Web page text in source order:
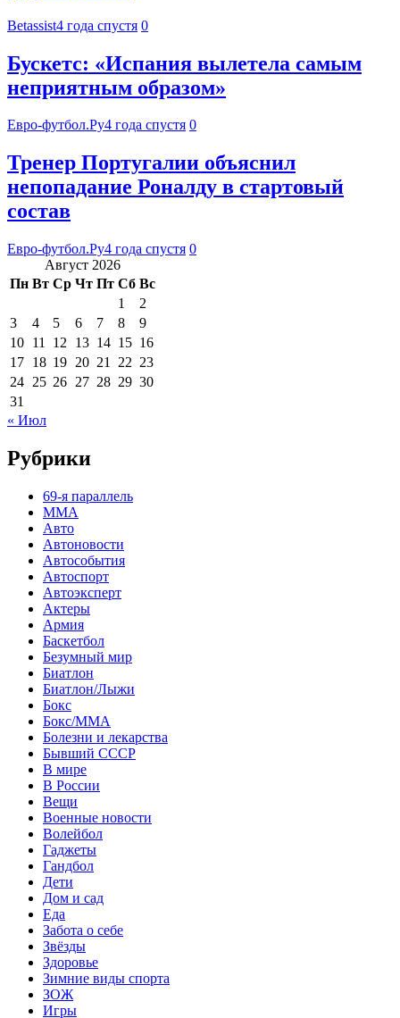
Betassist4 года спустя 0
Бускетс: «Испания вылетела самым
неприятным образом»
Евро-футбол.Ру4 года спустя 0
​Тренер Португалии объяснил
непопадание Роналду в стартовый
состав
Евро-футбол.Ру4 года спустя 0
Август 2026
Пн Вт Ср Чт Пт Сб Вс
1
2
3
4 5 6 7 8
9
10 11 12 13 14 15 16
17 18 19 20 21 22 23
24 25 26 27 28 29 30
31
« Июл
Рубрики
69-я параллель
MMA
Авто
Автоновости
Автособытия
Автоспорт
Автоэксперт
Актеры
Армия
Баскетбол
Безумный мир
Биатлон
Биатлон/Лыжи
Бокс
Бокс/MMA
Болезни и лекарства
Бывший СССР
В мире
В России
Вещи
Военные новости
Волейбол
Гаджеты
Гандбол
Дети
Дом и сад
Еда
Забота о себе
Звёзды
Здоровье
Зимние виды спорта
ЗОЖ
Игры